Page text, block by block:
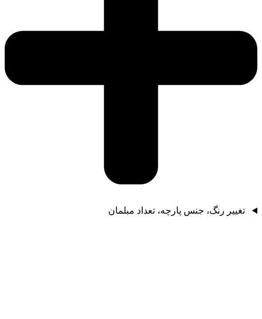
تغییر رنگ، جنس پارچه، تعداد مبلمان